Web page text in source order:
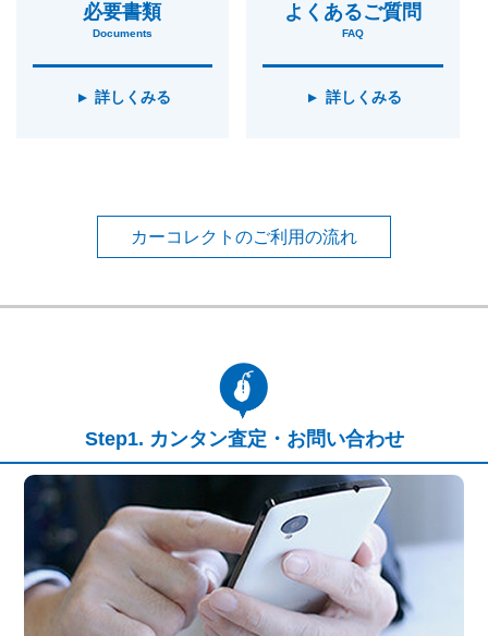
必要書類
Documents
詳しくみる
よくあるご質問
FAQ
詳しくみる
カーコレクトのご利用の流れ
カンタン査定・お問い合わせ